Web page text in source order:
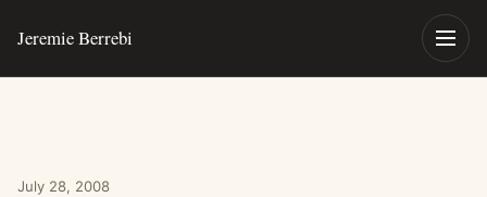
Jeremie Berrebi
July 28, 2008